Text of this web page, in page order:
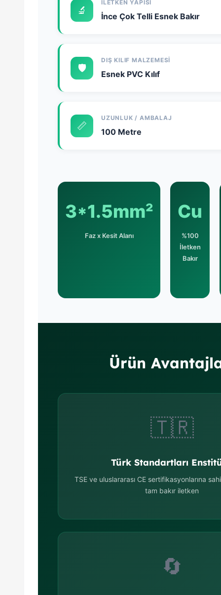
🔬
İLETKEN YAPISI
İnce Çok Telli Esnek Bakır
🛡️
DIŞ KILIF MALZEMESI
Esnek PVC Kılıf
📏
UZUNLUK / AMBALAJ
100 Metre
3*1.5mm²
Faz x Kesit Alanı
Cu
%100
İletken
Bakır
Ürün
🇹🇷
Türk Standartları
TSE ve uluslararası CE sertifikasyonlarına
tam bakır iletken
🔄